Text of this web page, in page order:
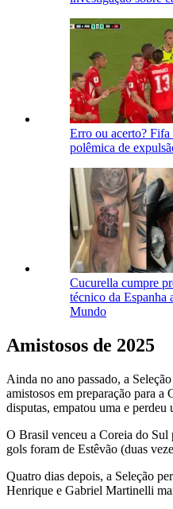
Erro ou acerto?
polêmica de
Cucurella cumpre
técnico da Espanha
Mundo
Amistosos de 2025
Ainda no ano passado, a
amistosos em preparação para a
disputas, empatou uma e perdeu
O Brasil venceu a Coreia do
gols foram de Estêvão (duas
Quatro dias depois, a Seleção
Henrique e Gabriel Martinelli